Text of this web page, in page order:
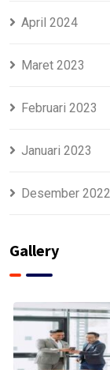
April 2024
Maret 2023
Februari 2023
Januari 2023
Desember 2022
Gallery